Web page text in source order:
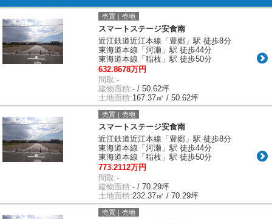
売買｜売地
スマートステージ安食南
近江鉄道近江本線「豊郷」駅 徒歩8分
東海道本線「河瀬」駅 徒歩44分
東海道本線「稲枝」駅 徒歩50分
632.8678万円
間取:-
建物面積:- / 50.62坪
土地面積:167.37㎡ / 50.62坪
売買｜売地
スマートステージ安食南
近江鉄道近江本線「豊郷」駅 徒歩8分
東海道本線「河瀬」駅 徒歩44分
東海道本線「稲枝」駅 徒歩50分
773.2112万円
間取:-
建物面積:- / 70.29坪
土地面積:232.37㎡ / 70.29坪
売買｜売地